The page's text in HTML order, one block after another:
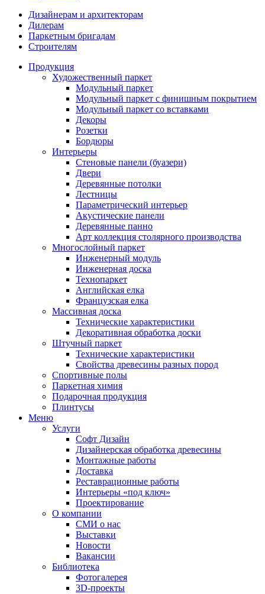
Дизайнерам и архитекторам
Дилерам
Паркетным бригадам
Строителям
Продукция
Художественный паркет
Модульный паркет
Модульный паркет с финишным покрытием
Модульный паркет со вставками
Декоры
Розетки
Бордюры
Интерьеры
Стеновые панели (буазери)
Двери
Деревянные потолки
Лестницы
Параметрический интерьер
Акустические панели
Деревянные панно
Арт коллекция столярного производства
Многослойный паркет
Инженерный модуль
Инженерная доска
Технопаркет
Английская елка
Французская елка
Массивная доска
Технические характеристики
Декоративная обработка доски
Штучный паркет
Технические характеристики
Свойства древесины разных пород
Спортивные полы
Паркетная химия
Подарочная продукция
Плинтусы
Меню
Услуги
Софт Дизайн
Дизайнерская обработка древесины
Монтажные работы
Доставка
Реставрационные работы
Интерьеры «под ключ»
Проектирование
О компании
СМИ о нас
Выставки
Новости
Вакансии
Библиотека
Фотогалерея
3D-проекты